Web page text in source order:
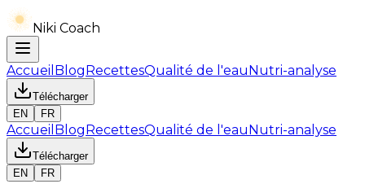
Niki Coach
Accueil BlogRecettesQualité de l'eauNutri-analyse
Télécharger
EN
FR
Accueil BlogRecettesQualité de l'eauNutri-analyse
Télécharger
EN
FR